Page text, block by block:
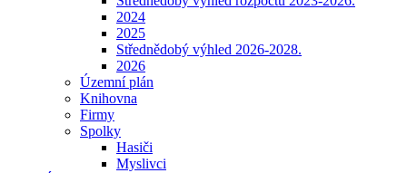
2024
2025
Střednědobý výhled 2026-2028.
2026
Územní plán
Knihovna
Firmy
Spolky
Hasiči
Myslivci